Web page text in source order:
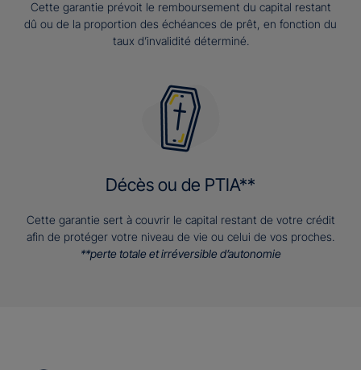
Cette garantie prévoit le remboursement du capital restant
dû ou de la proportion des échéances de prêt, en fonction du
taux d’invalidité déterminé.
Décès ou de PTIA**
Cette garantie sert à couvrir le capital restant de votre crédit
afin de protéger votre niveau de vie ou celui de vos proches.
**perte totale et irréversible d’autonomie